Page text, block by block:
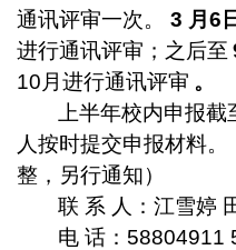
通讯评审一次。
3 月 6
进行通讯评审；之后至
10 月进行通讯评审 。
上半年校内申报截
人按时提交申报材料
整，另行通知）
联 系 人：江雪婷
电 话： 58804911